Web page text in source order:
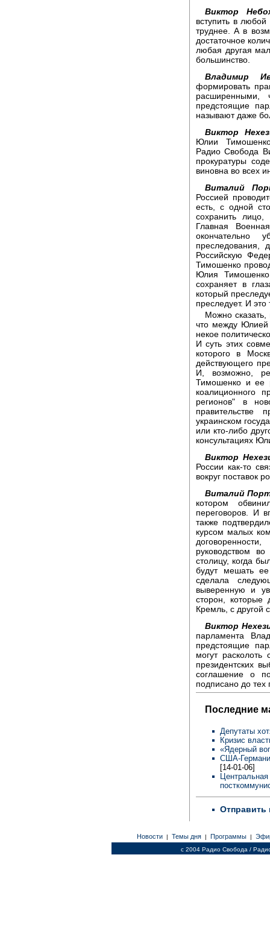
Виктор
вступить в
труднее. А в
достаточное
любая другая
большинство.
Владимир
формировать
расширенными,
предстоящие
называют даже
Виктор
Юлии
Радио Свобода
прокуратуры
виновна во всех
Виталий
Россией
есть, с одной
сохранить
Главная
окончательно
преследования,
Российскую
Тимошенко
Юлия
сохраняет в
который
преследует. И
Можно
что между Юлией
некое
И суть этих
которого в
действующего
И, возможно,
Тимошенко и ее
коалиционного
регионов" в
украинском
или кто-либо
консультациях
Виктор
России как-то
вокруг поставок
Виталий
котором
переговоров. И
также
курсом малых
руководством
столицу, когда
будут мешать
сделала
выверенную и
сторон, которые
Кремль, с другой
Виктор
парламента
предстоящие
могут
президентских
соглашение о
подписано до
Последние
Депутаты
Кризис
«Ядерный
США-
[14-01-06]
Отправить
Новости | Темы дня | Программы |
c 2004 Радио Свобода /